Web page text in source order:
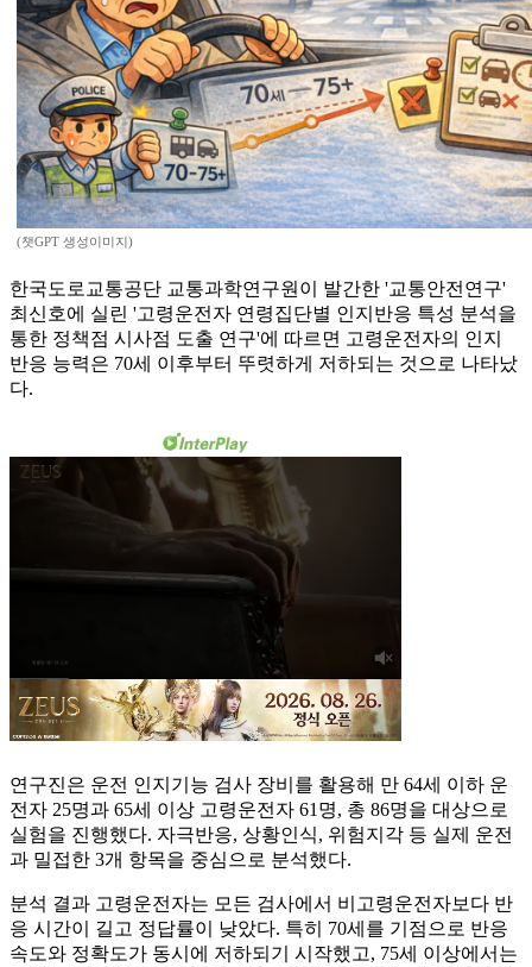
(챗GPT 생성이미지)
한국도로교통공단 교통과학연구원이 발간한 '교통안전연구'
최신호에 실린 '고령운전자 연령집단별 인지반응 특성 분석을
통한 정책점 시사점 도출 연구'에 따르면 고령운전자의 인지
반응 능력은 70세 이후부터 뚜렷하게 저하되는 것으로 나타났
다.
연구진은 운전 인지기능 검사 장비를 활용해 만 64세 이하 운
전자 25명과 65세 이상 고령운전자 61명, 총 86명을 대상으로
실험을 진행했다. 자극반응, 상황인식, 위험지각 등 실제 운전
과 밀접한 3개 항목을 중심으로 분석했다.
분석 결과 고령운전자는 모든 검사에서 비고령운전자보다 반
응 시간이 길고 정답률이 낮았다. 특히 70세를 기점으로 반응
속도와 정확도가 동시에 저하되기 시작했고, 75세 이상에서는